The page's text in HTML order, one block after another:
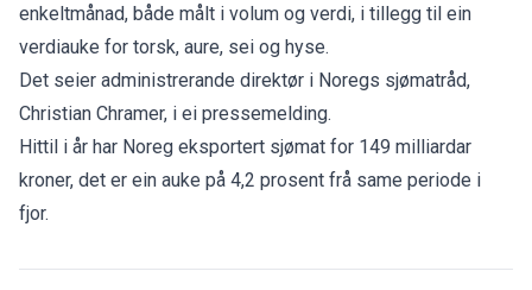
enkeltmånad, både målt i volum og verdi, i tillegg til ein
verdiauke for torsk, aure, sei og hyse.
Det seier administrerande direktør i Noregs sjømatråd,
Christian Chramer, i ei pressemelding.
Hittil i år har Noreg eksportert sjømat for 149 milliardar
kroner, det er ein auke på 4,2 prosent frå same periode i
fjor.